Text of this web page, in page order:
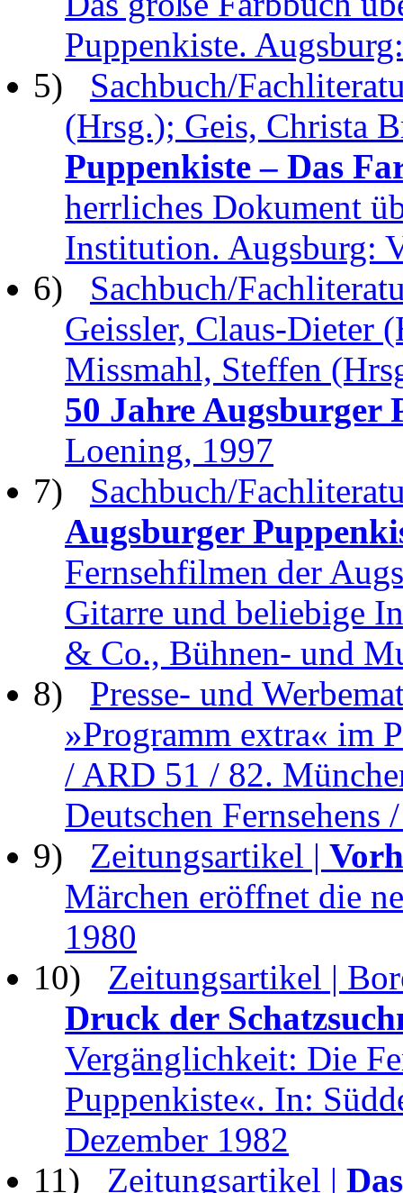
Puppenkiste.
5) Sachbuch/
(Hrsg.); Geis, Christa
Puppenkiste – Das
herrliches Dokument
Institution. Augsburg:
6) Sachbuch/
Geissler, Claus-Dieter
Missmahl, Steffen
50 Jahre Augsburger
Loening, 1997
7) Sachbuch/
Augsburger
Fernsehfilmen der
Gitarre und beliebige
& Co., Bühnen- und
8) Presse- und
»Programm extra« im
/ ARD 51 / 82.
Deutschen Fernsehens
9) Zeitungsartikel |
Märchen eröffnet die
1980
10) Zeitungsartikel |
Druck der
Vergänglichkeit: Die
Puppenkiste«. In:
Dezember 1982
11) Zeitungsartikel |